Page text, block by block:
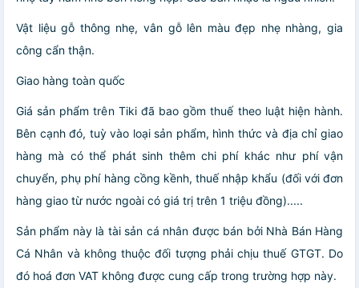
Vật liệu gỗ thông nhẹ, vân gỗ lên màu đẹp nhẹ nhàng, gia
công cẩn thận.
Giao hàng toàn quốc
Giá sản phẩm trên Tiki đã bao gồm thuế theo luật hiện hành.
Bên cạnh đó, tuỳ vào loại sản phẩm, hình thức và địa chỉ giao
hàng mà có thể phát sinh thêm chi phí khác như phí vận
chuyển, phụ phí hàng cồng kềnh, thuế nhập khẩu (đối với đơn
hàng giao từ nước ngoài có giá trị trên 1 triệu đồng).....
Sản phẩm này là tài sản cá nhân được bán bởi Nhà Bán Hàng
Cá Nhân và không thuộc đối tượng phải chịu thuế GTGT. Do
đó hoá đơn VAT không được cung cấp trong trường hợp này.